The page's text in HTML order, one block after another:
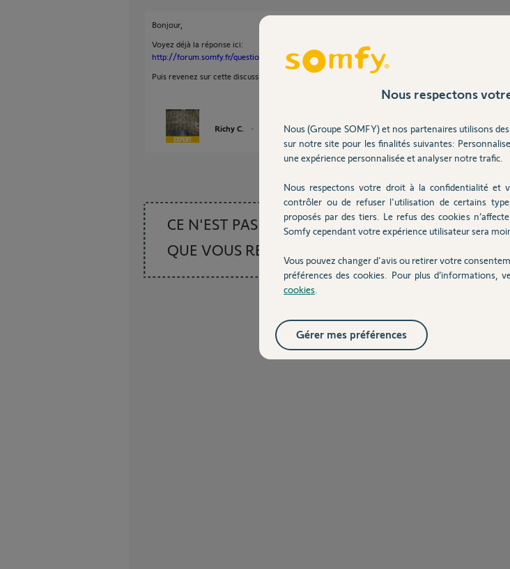
Bonjour,
Voyez déjà la réponse ici:
http://forum.somfy.fr/questions/1571790-freevia-300-voyant
Puis revenez sur cette discussion pour continuer.
Richy C. il y a plus de 8 ans
CE N'EST PAS CE
QUE VOUS RECHERCHEZ
Posez votre
Nous respectons
Nous (Groupe SOMFY) et nos partenaires utilisons
sur notre site pour les finalités suivantes:
une expérience personnalisée et analyser notre trafic.
Nous respectons votre droit à la confidentialité et
contrôler ou de refuser l'utilisation de certains
proposés par des tiers. Le refus des cookies
Somfy cependant votre expérience utilisateur sera
Vous pouvez changer d'avis ou retirer votre
préférences des cookies. Pour plus d’informations,
cookies
Gérer mes préférences